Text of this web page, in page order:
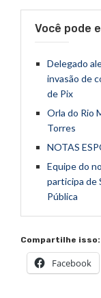
Você pode
Delegado
invasão de
de Pix
Orla do Rio
Torres
NOTAS
Equipe do
participa de
Pública
Compartilhe isso:
Facebook